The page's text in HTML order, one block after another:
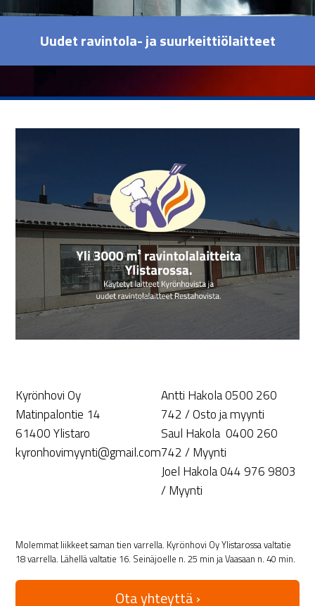
Uudet ravintola- ja suurkeittiölaitteet
Kyrönhovi Oy
Matinpalontie 14
61400 Ylistaro
kyronhovimyynti@gmail.com
Antti Hakola 0500 260
742 / Osto ja myynti
Saul Hakola 0400 260
742 / Myynti
Joel Hakola 044 976 9803
/ Myynti
Molemmat liikkeet saman tien varrella. Kyrönhovi Oy Ylistarossa valtatie
18 varrella. Lähellä valtatie 16. Seinäjoelle n. 25 min ja Vaasaan n. 40 min.
Ota yhteyttä ›